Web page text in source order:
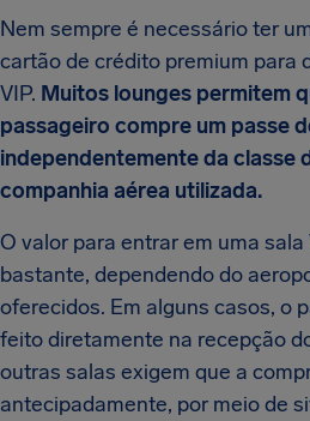
Nem sempre é necessário ter
cartão de crédito premium para
VIP. Muitos lounges permitem
passageiro compre um passe
independentemente da classe
companhia aérea utilizada.
O valor para entrar em uma
bastante, dependendo do
oferecidos. Em alguns casos, o
feito diretamente na recepção
outras salas exigem que a
antecipadamente, por meio de